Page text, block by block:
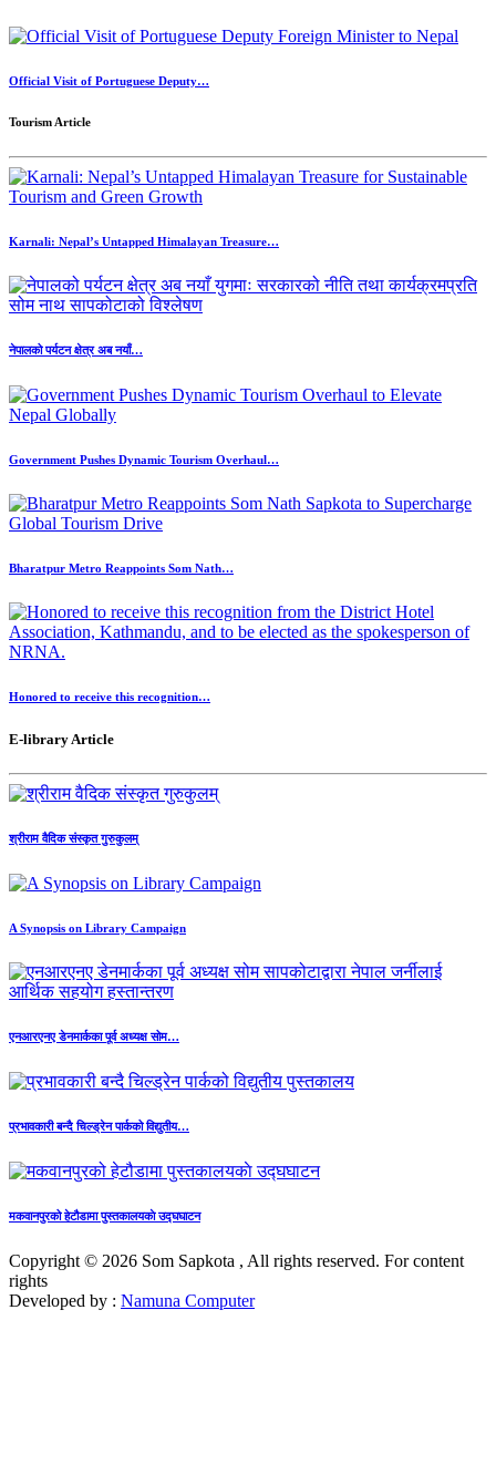
Official Visit of Portuguese Deputy…
Tourism Article
Karnali: Nepal’s Untapped Himalayan Treasure…
नेपालको पर्यटन क्षेत्र अब नयाँ…
Government Pushes Dynamic Tourism Overhaul…
Bharatpur Metro Reappoints Som Nath…
Honored to receive this recognition…
E-library Article
श्रीराम वैदिक संस्कृत गुरुकुलम्
A Synopsis on Library Campaign
एनआरएनए डेनमार्कका पूर्व अध्यक्ष सोम…
प्रभावकारी बन्दै चिल्ड्रेन पार्कको विद्युतीय…
मकवानपुरको हेटौडामा पुस्तकालयकाे उद्घघाटन
Copyright © 2026 Som Sapkota , All rights reserved. For content
rights
Developed by : Namuna Computer